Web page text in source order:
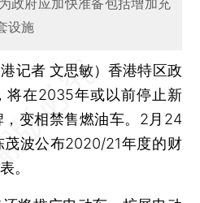
政府应加快准备包括增加充
设施
港记者 文思敏）香港特区政
将在2035年或以前停止新
变相禁售燃油车。2月24
茂波公布2020/21年度的财
。